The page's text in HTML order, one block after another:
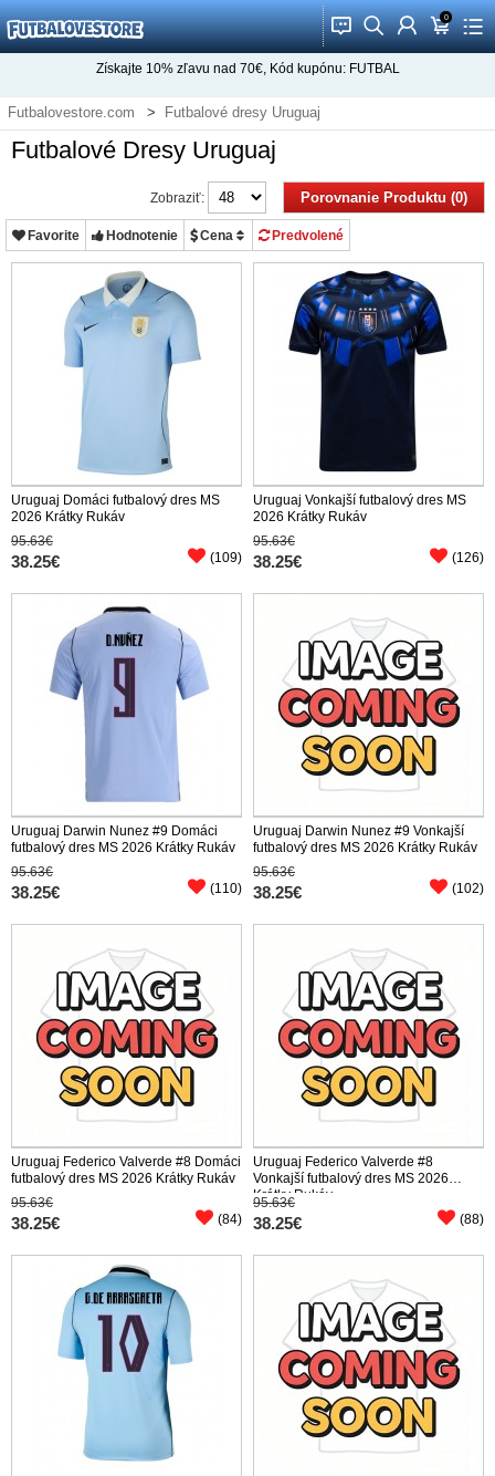
󰂱 󰂨 󰃳 0
󰃦 󰃖
Získajte 10%zľavu nad 70€, Kód kupónu: FUTBAL
Futbalovestore.com Futbalové dresy Uruguaj
Futbalové Dresy Uruguaj
Porovnanie Produktu (0)
Zobraziť:
Favorite Hodnotenie Cena Predvolené
Uruguaj Domáci futbalový dres MS
2026 Krátky Rukáv
95.63€
38.25€ (109)
Uruguaj Vonkajší futbalový dres MS
2026 Krátky Rukáv
95.63€
38.25€ (126)
Uruguaj Darwin Nunez #9 Domáci
futbalový dres MS 2026 Krátky Rukáv
95.63€
38.25€ (110)
Uruguaj Darwin Nunez #9 Vonkajší
futbalový dres MS 2026 Krátky Rukáv
95.63€
38.25€ (102)
Uruguaj Federico Valverde #8 Domáci
futbalový dres MS 2026 Krátky Rukáv
95.63€
38.25€ (84)
Uruguaj Federico Valverde #8
Vonkajší futbalový dres MS 2026
Krátky Rukáv
95.63€
38.25€ (88)